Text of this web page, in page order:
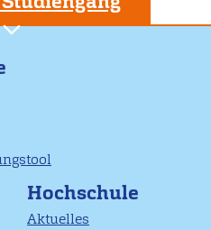
Hochschule
Aktuelles